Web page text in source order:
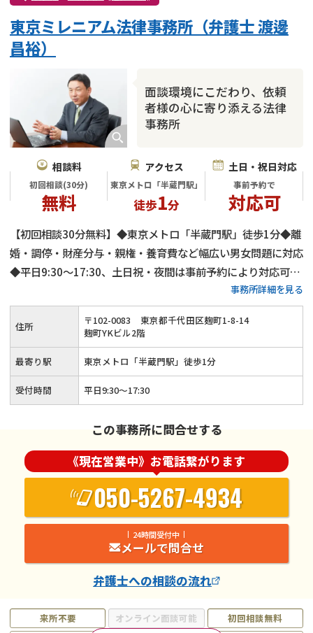
面談環境にこだわり、依頼
者様の心に寄り添える法律
事務所
東京ミレニアム法律事務所（弁護士 渡邊
昌裕）
相談料
初回相談(30分)
無料
アクセス
東京メトロ「半蔵門駅」
徒歩1分
土日・祝日対応
事前予約で
対応可
【初回相談30分無料】◆東京メトロ「半蔵門駅」徒歩1分◆離
婚・調停・財産分与・親権・養育費など幅広い男女問題に対応
◆平日9:30～17:30、土日祝・夜間は事前予約により対応可◆
可能な限り話し合いで進め、迅速な事件解決を目指します
事務所詳細を見る
来所不要 オンライン面談可能
初回相談無料
住所 〒102-0083
東京都千代田区麹町1-8-14
麹町YKビル2階
最寄り駅 東京メトロ「半蔵門駅」徒歩1分
受付時間 平日9:30〜17:30
この事務所に問合せする
《現在営業中》お電話繋がります
050-5267-4934
24時間受付中
メールで問合せ
弁護士への相談の流れ